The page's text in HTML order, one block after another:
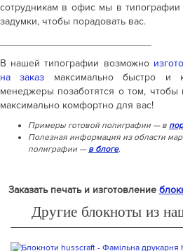
сотрудникам в офис мы в
задумки, чтобы порадовать вас.
В нашей типографии возможно
на заказ максимально быстро и
менеджеры позаботятся о том,
максимально комфортно для вас!
Примеры готовой полиграфии — в
Полезная информация из области
полиграфии — в блоге.
Заказать печать и изготовление
Другие блокноты из